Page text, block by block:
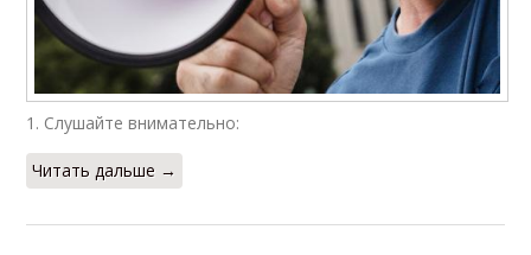
1. Слушайте внимательно:
Читать дальше →